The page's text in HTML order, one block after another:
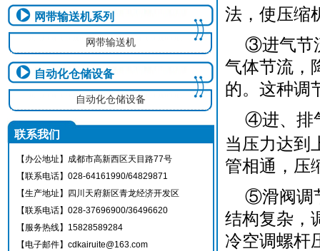
网带输送机系列
网带输送机
自动化仓储设备
自动化仓储设备
联系我们
【办公地址】成都市高新西区天目路77号
【联系电话】028-64161990/64829871
【生产地址】四川天府新区青龙经济开发区
【联系电话】028-37696900/36496620
【服务热线】15828589284
【电子邮件】cdkairuite@163.com
法，使压缩
③进气节
气体节流，
的。这种调
④进、排
当压力达到
管相通，压
⑤滑阀调
结构复杂，
冷空调螺杆